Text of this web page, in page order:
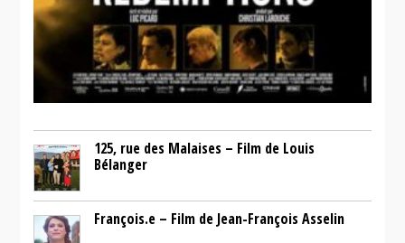
125, rue des Malaises – Film de Louis
Bélanger
François.e – Film de Jean-François Asselin